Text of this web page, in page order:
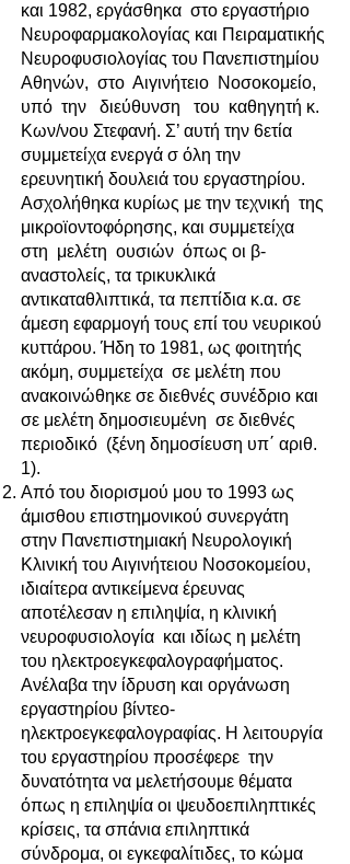
και 1982, εργάσθηκα στο εργαστήριο
Νευροφαρμακολογίας και Πειραματικής
Νευροφυσιολογίας του Πανεπιστημίου
Αθηνών, στο Αιγινήτειο Νοσοκομείο,
υπό την διεύθυνση του καθηγητή κ.
Κων/νου Στεφανή. Σ’ αυτή την 6ετία
συμμετείχα ενεργά σ όλη την
ερευνητική δουλειά του εργαστηρίου.
Ασχολήθηκα κυρίως με την τεχνική της
μικροϊοντοφόρησης, και συμμετείχα
στη μελέτη ουσιών όπως οι β-
αναστολείς, τα τρικυκλικά
αντικαταθλιπτικά, τα πεπτίδια κ.α. σε
άμεση εφαρμογή τους επί του νευρικού
κυττάρου. Ήδη το 1981, ως φοιτητής
ακόμη, συμμετείχα σε μελέτη που
ανακοινώθηκε σε διεθνές συνέδριο και
σε μελέτη δημοσιευμένη σε διεθνές
περιοδικό (ξένη δημοσίευση υπ΄ αριθ.
1).
Από του διορισμού μου το 1993 ως
άμισθου επιστημονικού συνεργάτη
στην Πανεπιστημιακή Νευρολογική
Κλινική του Αιγινήτειου Νοσοκομείου,
ιδιαίτερα αντικείμενα έρευνας
αποτέλεσαν η επιληψία, η κλινική
νευροφυσιολογία και ιδίως η μελέτη
του ηλεκτροεγκεφαλογραφήματος.
Ανέλαβα την ίδρυση και οργάνωση
εργαστηρίου βίντεο-
ηλεκτροεγκεφαλογραφίας. Η λειτουργία
του εργαστηρίου προσέφερε την
δυνατότητα να μελετήσουμε θέματα
όπως η επιληψία οι ψευδοεπιληπτικές
κρίσεις, τα σπάνια επιληπτικά
σύνδρομα, οι εγκεφαλίτιδες, το κώμα